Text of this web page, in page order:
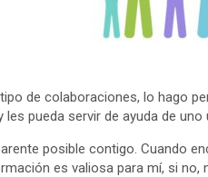
de colaboraciones, lo hago
pueda servir de ayuda de uno
posible contigo. Cuando
es valiosa para mí, si